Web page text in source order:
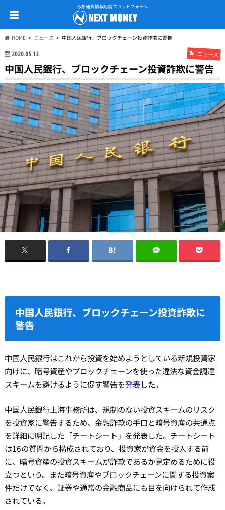
仮想通貨情報配信プラットフォーム
HOME ニュース 中国人民銀行、ブロックチェーン投資詐欺に警告
2020.05.15 ニュース
中国人民銀行、ブロックチェーン投資詐欺に警告
中国人民銀行、ブロックチェーン投資詐欺に
警告
中国人民銀行はこれから投資を始めようとしている新規投資家
向けに、暗号資産やブロックチェーンを使った違法な資金調達
スキームを避けるように促す警告を発表した。
中国人民銀行上海事務所は、規制のない投資スキームのリスク
を投資家に警告するため、金融詐欺の手口と暗号資産の共通点
を詳細に明記した「チートシート」を発表した。チートシート
は16の質問から構成されており、投資家が資金を投入する前
に、暗号資産の投資スキームが詐欺であるか見定めるために役
立つという。また暗号資産やブロックチェーンに関する投資案
件だけでなく、証券や通常の金融商品にも目を向けられて作成
されている。